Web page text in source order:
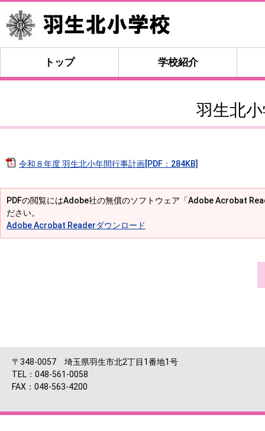
トップ 学校紹介
羽生北
令和８年度 羽生北小年間行事計画[PDF：284KB]
PDFの閲覧にはAdobe社の無償のソフトウェア「Adobe Acrobat
ださい。
Adobe Acrobat Readerダウンロード
〒348-0057 埼玉県羽生市北2丁目1番地1号
TEL：048-561-0058
FAX：048-563-4200